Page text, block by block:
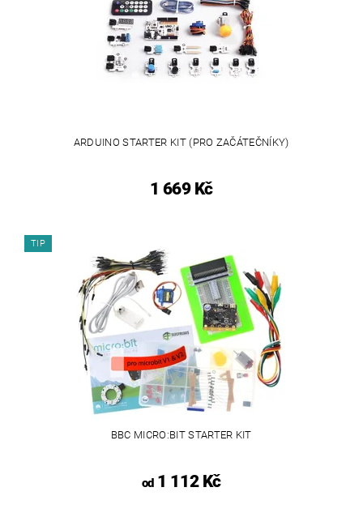
ARDUINO STARTER KIT (PRO ZAČÁTEČNÍKY)
1 669 Kč
TIP
BBC MICRO:BIT STARTER KIT
od1 112 Kč